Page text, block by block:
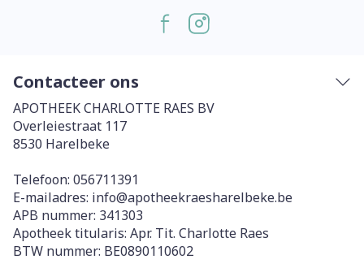
Contacteer ons
APOTHEEK CHARLOTTE RAES BV
Overleiestraat 117
8530 Harelbeke
Telefoon: 056711391
E-mailadres: info@apotheekraesharelbeke.be
APB nummer: 341303
Apotheek titularis: Apr. Tit. Charlotte Raes
BTW nummer: BE0890110602